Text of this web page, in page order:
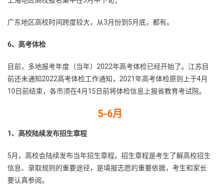
广东地区高校时间跨度较大，从3月份到5月底，都有。
6、高考体检
目前，多地报考年度（当年）2022年高考体检已经开始了。江苏目
前还未通知2022高考体检工作通知，2021年高考体检原则上于4月
10日前结束，各市须在4月15日前将体检信息上报省教育考试院。
5-6月
1、高校陆续发布招生章程
5月，高校会陆续发布当年招生章程。招生章程是考生了解高校招生
信息、录取规则的重要途径，是填报志愿的重要依据，考生和家长
要认真参阅。